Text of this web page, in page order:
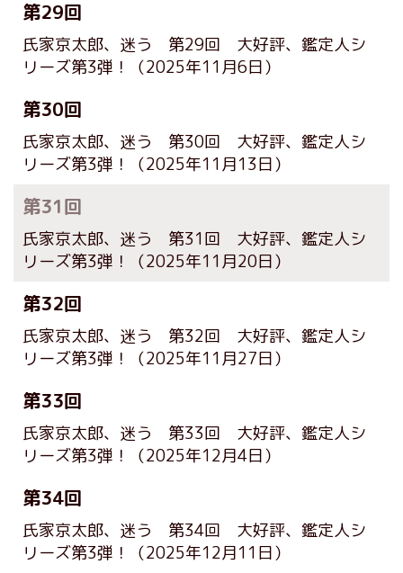
第29回
氏家京太郎、迷う 第29回 大好評、鑑定人シ
リーズ第3弾！
（2025年11月6日）
第30回
氏家京太郎、迷う 第30回 大好評、鑑定人シ
リーズ第3弾！
（2025年11月13日）
第31回
氏家京太郎、迷う 第31回 大好評、鑑定人シ
リーズ第3弾！
（2025年11月20日）
第32回
氏家京太郎、迷う 第32回 大好評、鑑定人シ
リーズ第3弾！
（2025年11月27日）
第33回
氏家京太郎、迷う 第33回 大好評、鑑定人シ
リーズ第3弾！
（2025年12月4日）
第34回
氏家京太郎、迷う 第34回 大好評、鑑定人シ
リーズ第3弾！
（2025年12月11日）